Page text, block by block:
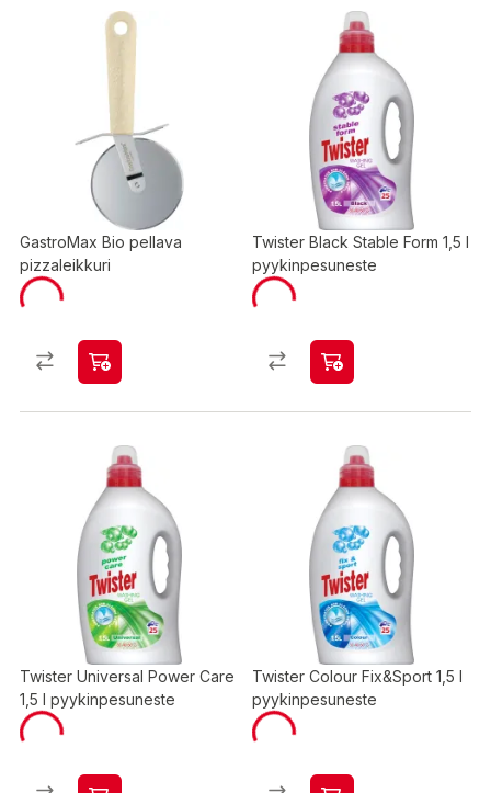
GastroMax Bio pellava
pizzaleikkuri
Twister Black Stable Form 1,5 l
pyykinpesuneste
Twister Universal Power Care
1,5 l pyykinpesuneste
Twister Colour Fix&Sport 1,5 l
pyykinpesuneste